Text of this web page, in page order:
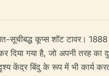
सूचीबद्ध कूप्स शॉट टावर।
गया है, जो अपनी तरह का
केंद्र बिंदु के रूप में भी कार्य